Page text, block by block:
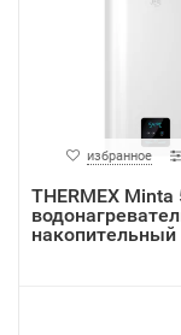
избранное
THERMEX Minta
накопительный